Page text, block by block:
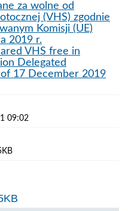
za wolne od
(VHS) zgodnie
Komisji (UE)
2019 r.
VHS free in
Delegated
17 December 2019
09:02
za wolne od